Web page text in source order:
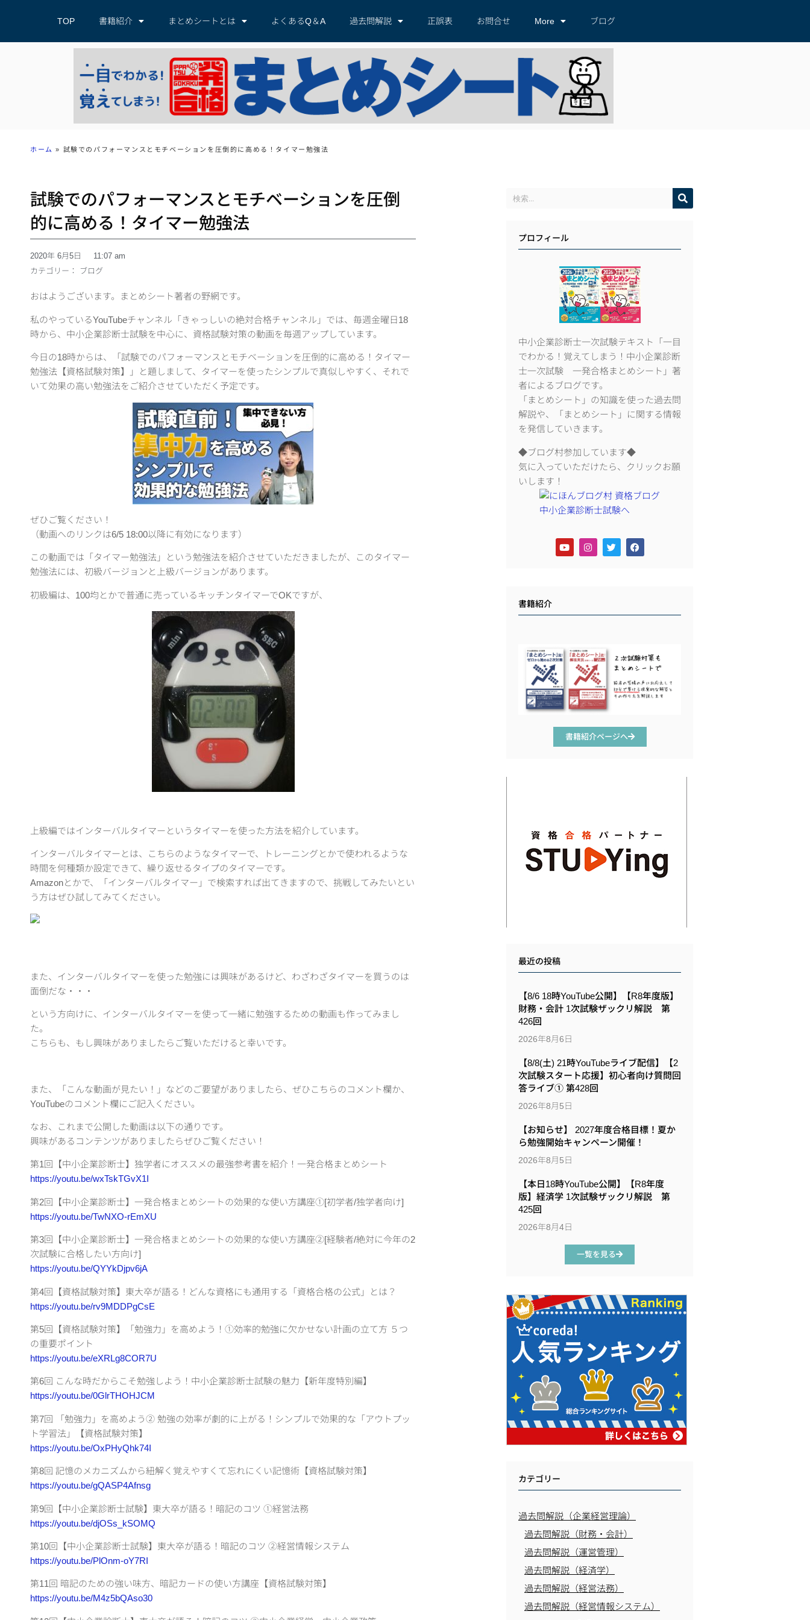
TOP 書籍紹介 まとめシートとは よくあるQ＆A 過去問解説 正誤表 お問合せ More ブログ
ホーム » 試験でのパフォーマンスとモチベーションを圧倒的に高める！タイマー勉強法
試験でのパフォーマンスとモチベーションを圧倒
的に高める！タイマー勉強法
2020年 6月5日
11:07 am
カテゴリー：
ブログ
おはようございます。まとめシート著者の野網です。
私のやっているYouTubeチャンネル「きゃっしいの絶対合格チャンネル」では、毎週金曜日18
時から、中小企業診断士試験を中心に、資格試験対策の動画を毎週アップしています。
今日の18時からは、「試験でのパフォーマンスとモチベーションを圧倒的に高める！タイマー
勉強法【資格試験対策】」と題しまして、タイマーを使ったシンプルで真似しやすく、それで
いて効果の高い勉強法をご紹介させていただく予定です。
ぜひご覧ください！
（動画へのリンクは6/5 18:00以降に有効になります）
この動画では「タイマー勉強法」という勉強法を紹介させていただきましたが、このタイマー
勉強法には、初級バージョンと上級バージョンがあります。
初級編は、100均とかで普通に売っているキッチンタイマーでOKですが、
上級編ではインターバルタイマーというタイマーを使った方法を紹介しています。
インターバルタイマーとは、こちらのようなタイマーで、トレーニングとかで使われるような
時間を何種類か設定できて、繰り返せるタイプのタイマーです。
Amazonとかで、「インターバルタイマー」で検索すれば出てきますので、挑戦してみたいとい
う方はぜひ試してみてください。
また、インターバルタイマーを使った勉強には興味があるけど、わざわざタイマーを買うのは
面倒だな・・・
という方向けに、インターバルタイマーを使って一緒に勉強するための動画も作ってみまし
た。
こちらも、もし興味がありましたらご覧いただけると幸いです。
また、「こんな動画が見たい！」などのご要望がありましたら、ぜひこちらのコメント欄か、
YouTubeのコメント欄にご記入ください。
なお、これまで公開した動画は以下の通りです。
興味があるコンテンツがありましたらぜひご覧ください！
第1回【中小企業診断士】独学者にオススメの最強参考書を紹介！一発合格まとめシート
https://youtu.be/wxTskTGvX1I
第2回【中小企業診断士】一発合格まとめシートの効果的な使い方講座①[初学者/独学者向け]
https://youtu.be/TwNXO-rEmXU
第3回【中小企業診断士】一発合格まとめシートの効果的な使い方講座②[経験者/絶対に今年の2
次試験に合格したい方向け]
https://youtu.be/QYYkDjpv6jA
第4回【資格試験対策】東大卒が語る！どんな資格にも通用する「資格合格の公式」とは？
https://youtu.be/rv9MDDPgCsE
第5回【資格試験対策】「勉強力」を高めよう！①効率的勉強に欠かせない計画の立て方 ５つ
の重要ポイント
https://youtu.be/eXRLg8COR7U
第6回 こんな時だからこそ勉強しよう！中小企業診断士試験の魅力【新年度特別編】
https://youtu.be/0GlrTHOHJCM
第7回 「勉強力」を高めよう② 勉強の効率が劇的に上がる！シンプルで効果的な「アウトプッ
ト学習法」【資格試験対策】
https://youtu.be/OxPHyQhk74I
第8回 記憶のメカニズムから紐解く覚えやすくて忘れにくい記憶術【資格試験対策】
https://youtu.be/gQASP4Afnsg
第9回【中小企業診断士試験】東大卒が語る！暗記のコツ ①経営法務
https://youtu.be/djOSs_kSOMQ
第10回【中小企業診断士試験】東大卒が語る！暗記のコツ ②経営情報システム
https://youtu.be/PlOnm-oY7RI
第11回 暗記のための強い味方、暗記カードの使い方講座【資格試験対策】
https://youtu.be/M4z5bQAso30
プロフィール
中小企業診断士一次試験テキスト「一目
でわかる！覚えてしまう！中小企業診断
士一次試験 一発合格まとめシート」著
者によるブログです。
「まとめシート」の知識を使った過去問
解説や、「まとめシート」に関する情報
を発信していきます。
◆ブログ村参加しています◆
気に入っていただけたら、クリックお願
いします！
書籍紹介
書籍紹介ページへ
最近の投稿
【8/6 18時YouTube公開】【R8年度版】
財務・会計 1次試験ザックリ解説 第
426回
2026年8月6日
【8/8(土) 21時YouTubeライブ配信】【2
次試験スタート応援】初心者向け質問回
答ライブ① 第428回
2026年8月5日
【お知らせ】 2027年度合格目標！夏か
ら勉強開始キャンペーン開催！
2026年8月5日
【本日18時YouTube公開】【R8年度
版】経済学 1次試験ザックリ解説 第
425回
2026年8月4日
一覧を見る
カテゴリー
過去問解説（企業経営理論）
過去問解説（財務・会計）
過去問解説（運営管理）
過去問解説（経済学）
過去問解説（経営法務）
過去問解説（経営情報システム）